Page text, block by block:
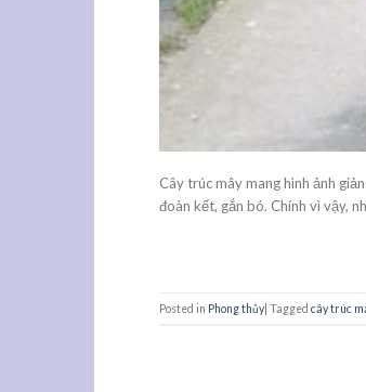
Cây trúc mây mang hình ảnh
đoàn kết, gắn bó. Chính vì vậy,
Posted in Phong thủy Tagged cây trúc